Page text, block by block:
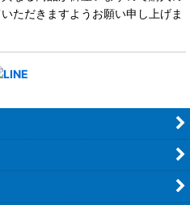
ただきますようお願い申し上げま